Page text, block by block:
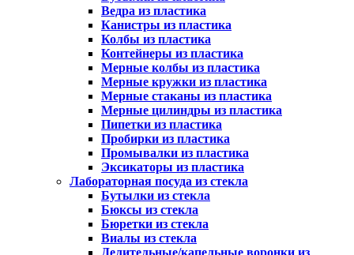
Ведра из пластика
Канистры из пластика
Колбы из пластика
Контейнеры из пластика
Мерные колбы из пластика
Мерные кружки из пластика
Мерные стаканы из пластика
Мерные цилиндры из пластика
Пипетки из пластика
Пробирки из пластика
Промывалки из пластика
Эксикаторы из пластика
Лабораторная посуда из стекла
Бутылки из стекла
Бюксы из стекла
Бюретки из стекла
Виалы из стекла
Делительные/капельные воронки из